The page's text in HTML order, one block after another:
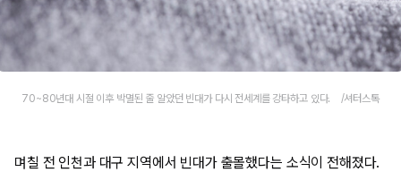
70~80년대 시절 이후 박멸된 줄 알았던 빈대가 다시 전세계를 강타하고 있다. /셔터스톡
며칠 전 인천과 대구 지역에서 빈대가 출몰했다는 소식이 전해졌다.